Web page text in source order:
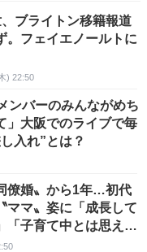
ブライトン移籍報道
。フェイエノールトに
) 22:50
ンバーのみんながめち
」大阪でのライブで毎
入れ”とは？
僚婚〟から1年…初代
ママ〟姿に「成長して
「子育て中とは思え